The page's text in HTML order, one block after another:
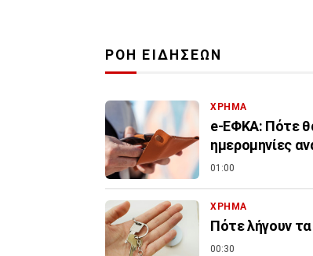
ΡΟΗ ΕΙΔΗΣΕΩΝ
ΧΡΗΜΑ
e-ΕΦΚΑ: Πότε
ημερομηνίες
01:00
ΧΡΗΜΑ
Πότε λήγουν τα
00:30